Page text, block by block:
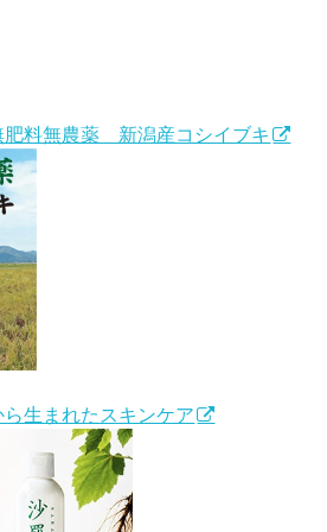
料無農薬 新潟産コシイブキ
生まれたスキンケア